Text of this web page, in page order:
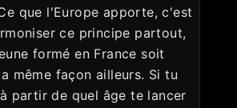
que l'Europe apporte, c'est
ce principe partout,
formé en France soit
même façon ailleurs. Si tu
partir de quel âge te lancer